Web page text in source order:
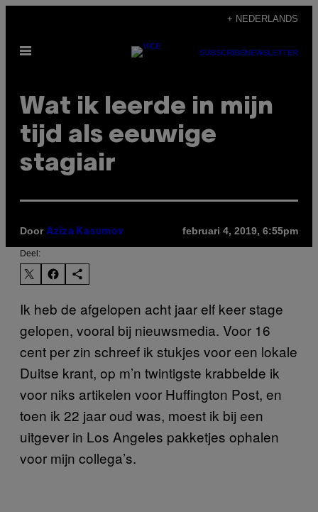
de
+ NEDERLANDS
Open
SUBSCRIBENEWSLETTER
Wat ik leerde in mijn
tijd als eeuwige
stagiair
Door Aziza Kasumov februari 4, 2019, 6:55pm
Deel:
Ik heb de afgelopen acht jaar elf keer stage
gelopen, vooral bij nieuwsmedia. Voor 16
cent per zin schreef ik stukjes voor een lokale
Duitse krant, op m’n twintigste krabbelde ik
voor niks artikelen voor Huffington Post, en
toen ik 22 jaar oud was, moest ik bij een
uitgever in Los Angeles pakketjes ophalen
voor mijn collega’s.